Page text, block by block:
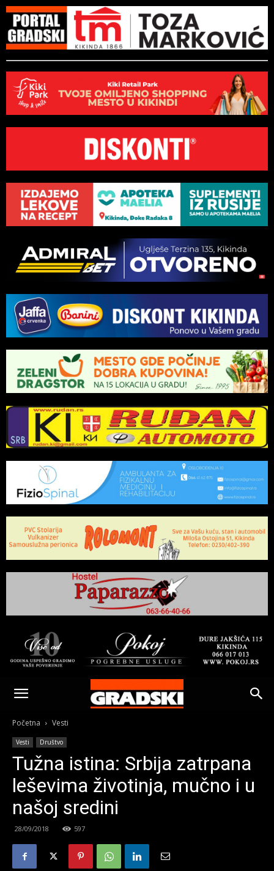
Gradski
Online
Kikinda
Početna Vesti
Vesti Društvo
Tužna istina: Srbija zatrpana
leševima životinja, mučno i u
našoj sredini
28/09/2018 597